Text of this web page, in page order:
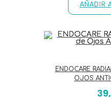
AÑADIR
ENDOCARE
OJOS